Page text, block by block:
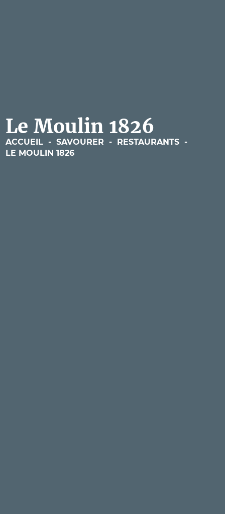
Le Moulin 1826
ACCUEIL - SAVOURER - RESTAURANTS -
LE MOULIN 1826